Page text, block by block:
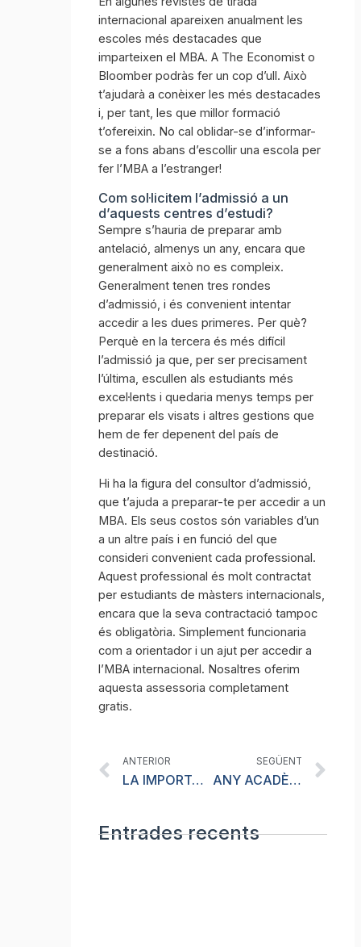
internacional apareixen anualment les
escoles més destacades que
imparteixen el MBA. A The Economist o
Bloomber podràs fer un cop d’ull. Això
t’ajudarà a conèixer les més destacades
i, per tant, les que millor formació
t’ofereixin. No cal oblidar-se d’informar-
se a fons abans d’escollir una escola per
fer l’MBA a l’estranger!
Com sol·licitem l’admissió a un
d’aquests centres d’estudi?
Sempre s’hauria de preparar amb
antelació, almenys un any, encara que
generalment això no es compleix.
Generalment tenen tres rondes
d’admissió, i és convenient intentar
accedir a les dues primeres. Per què?
Perquè en la tercera és més difícil
l’admissió ja que, per ser precisament
l’última, escullen als estudiants més
excel·lents i quedaria menys temps per
preparar els visats i altres gestions que
hem de fer depenent del país de
destinació.
Hi ha la figura del consultor d’admissió,
que t’ajuda a preparar-te per accedir a un
MBA. Els seus costos són variables d’un
a un altre país i en funció del que
consideri convenient cada professional.
Aquest professional és molt contractat
per estudiants de màsters internacionals,
encara que la seva contractació tampoc
és obligatòria. Simplement funcionaria
com a orientador i un ajut per accedir a
l’MBA internacional. Nosaltres oferim
aquesta assessoria completament
gratis.
ANTERIOR
LA IMPORTÀNCIA DE L’ANGLÈS PER EL DOCTOR EN FÍSICA IGNASI FINA
SEGÜENT
ANY ACADÈMIC A L’ESTRANGER – FES-TE BILINGÜE
Entrades recents